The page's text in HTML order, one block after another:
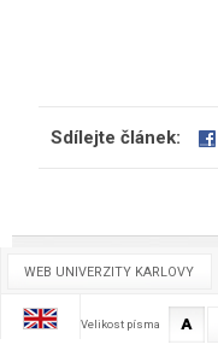
Sdílejte článek:
WEB UNIVERZITY KARLOVY
Velikost písma A